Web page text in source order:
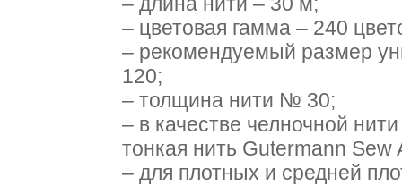
– цветовая гамма – 240
– рекомендуемый размер
120;
– толщина нити № 30;
– в качестве челночной
тонкая нить Gutermann Sew
– для плотных и средней